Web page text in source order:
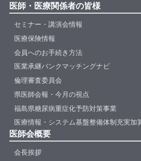
医師・医療関係者の皆様
セミナー・講演会情報
医療保険情報
会員へのお手続き方法
医業承継バンクマッチングナビ
倫理審査委員会
県医師会報・今月の視点
福島県糖尿病重症化予防対策事業
医療情報・システム基盤整備体制充実加
医師会概要
会長挨拶